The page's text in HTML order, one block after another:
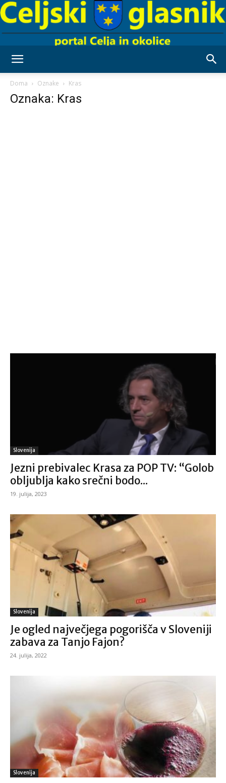
Doma Oznake Kras
Oznaka: Kras
Slovenija
Jezni prebivalec Krasa za POP TV: “Golob
obljublja kako srečni bodo...
19. julija, 2023
Slovenija
Je ogled največjega pogorišča v Sloveniji
zabava za Tanjo Fajon?
24. julija, 2022
Slovenija